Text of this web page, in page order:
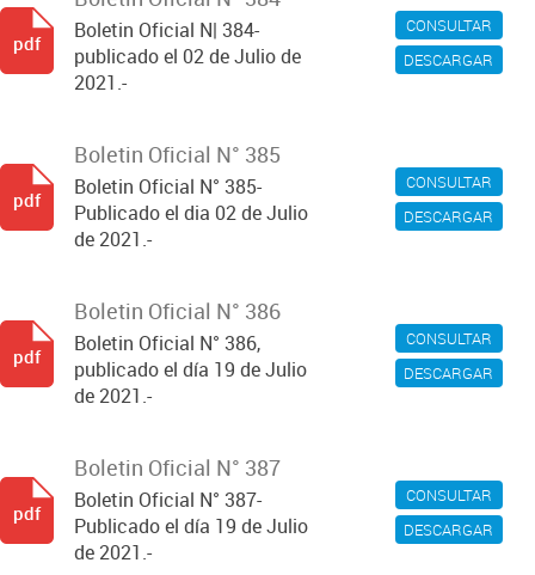
CONSULTAR
DESCARGAR
Boletin Oficial N| 384-
publicado el 02 de Julio de
2021.-
pdf
CONSULTAR
DESCARGAR
Boletin Oficial N° 385
Boletin Oficial N° 385-
Publicado el dia 02 de Julio
de 2021.-
pdf
CONSULTAR
DESCARGAR
Boletin Oficial N° 386
Boletin Oficial N° 386,
publicado el día 19 de Julio
de 2021.-
pdf
CONSULTAR
DESCARGAR
Boletin Oficial N° 387
Boletin Oficial N° 387-
Publicado el día 19 de Julio
de 2021.-
pdf